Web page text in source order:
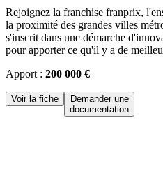
Rejoignez la franchise franprix,
la proximité des grandes villes
s'inscrit dans une démarche
pour apporter ce qu'il y a de
Apport : 200 000 €
Voir la fiche
Demander une
documentation